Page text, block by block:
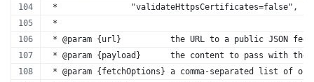
*               "validateHttpsCertificates=false", "/
*
* @param {url}          the URL to a public JSON feed
* @param {payload}      the content to pass with the
* @param {fetchOptions} a comma-separated list of